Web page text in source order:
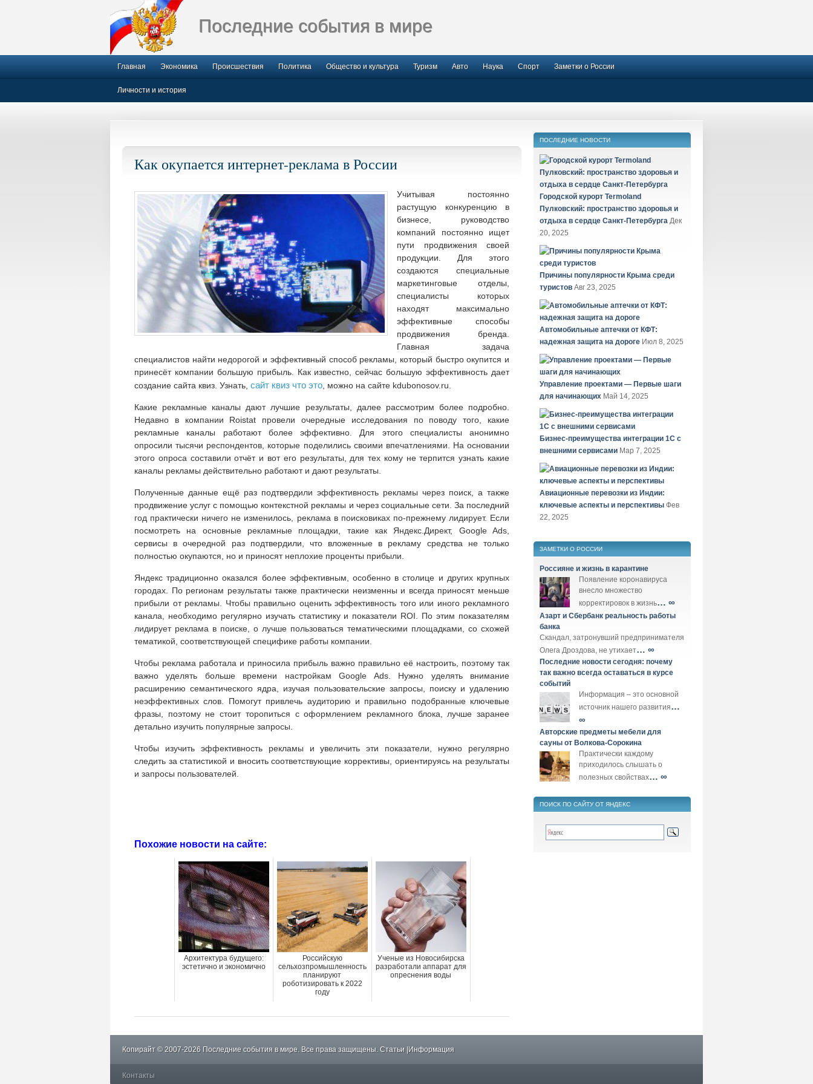
Последние события в мире
Главная Экономика Происшествия Политика Общество и культура Туризм Авто Наука Спорт Заметки о России
Личности и история
Как окупается интернет-реклама в России
Учитывая постоянно
растущую конкуренцию в
бизнесе, руководство
компаний постоянно ищет
пути продвижения своей
продукции. Для этого
создаются специальные
маркетинговые отделы,
специалисты которых
находят максимально
эффективные способы
продвижения бренда.
Главная задача
специалистов найти недорогой и эффективный способ рекламы, который быстро окупится и
принесёт компании большую прибыль. Как известно, сейчас большую эффективность дает
создание сайта квиз. Узнать, сайт квиз что это , можно на сайте kdubonosov.ru.
Какие рекламные каналы дают лучшие результаты, далее рассмотрим более подробно.
Недавно в компании Roistat провели очередные исследования по поводу того, какие
рекламные каналы работают более эффективно. Для этого специалисты анонимно
опросили тысячи респондентов, которые поделились своими впечатлениями. На основании
этого опроса составили отчёт и вот его результаты, для тех кому не терпится узнать какие
каналы рекламы действительно работают и дают результаты.
Полученные данные ещё раз подтвердили эффективность рекламы через поиск, а также
продвижение услуг с помощью контекстной рекламы и через социальные сети. За последний
год практически ничего не изменилось, реклама в поисковиках по-прежнему лидирует. Если
посмотреть на основные рекламные площадки, такие как Яндекс.Директ, Google Ads,
сервисы в очередной раз подтвердили, что вложенные в рекламу средства не только
полностью окупаются, но и приносят неплохие проценты прибыли.
Яндекс традиционно оказался более эффективным, особенно в столице и других крупных
городах. По регионам результаты также практически неизменны и всегда приносят меньше
прибыли от рекламы. Чтобы правильно оценить эффективность того или иного рекламного
канала, необходимо регулярно изучать статистику и показатели ROI. По этим показателям
лидирует реклама в поиске, о лучше пользоваться тематическими площадками, со схожей
тематикой, соответствующей специфике работы компании.
Чтобы реклама работала и приносила прибыль важно правильно её настроить, поэтому так
важно уделять больше времени настройкам Google Ads. Нужно уделять внимание
расширению семантического ядра, изучая пользовательские запросы, поиску и удалению
неэффективных слов. Помогут привлечь аудиторию и правильно подобранные ключевые
фразы, поэтому не стоит торопиться с оформлением рекламного блока, лучше заранее
детально изучить популярные запросы.
Чтобы изучить эффективность рекламы и увеличить эти показатели, нужно регулярно
следить за статистикой и вносить соответствующие коррективы, ориентируясь на результаты
и запросы пользователей.
Похожие новости на сайте:
Архитектура будущего:
эстетично и экономично
Российскую
сельхозпромышленность
планируют
роботизировать к 2022
году
Ученые из Новосибирска
разработали аппарат для
опреснения воды
ПОСЛЕДНИЕ НОВОСТИ
Городской курорт Termoland
Пулковский: пространство здоровья и
отдыха в сердце Санкт-Петербурга Дек
20, 2025
Причины популярности Крыма среди
туристов Авг 23, 2025
Автомобильные аптечки от КФТ:
надежная защита на дороге Июл 8, 2025
Управление проектами — Первые шаги
для начинающих Май 14, 2025
Бизнес-преимущества интеграции 1С с
внешними сервисами Мар 7, 2025
Авиационные перевозки из Индии:
ключевые аспекты и перспективы Фев
22, 2025
ЗАМЕТКИ О РОССИИ
Россияне и жизнь в карантине
Появление коронавируса
внесло множество
корректировок в жизнь… ∞
Азарт и Сбербанк реальность работы
банка
Скандал, затронувший предпринимателя
Олега Дроздова, не утихает… ∞
Последние новости сегодня: почему
так важно всегда оставаться в курсе
событий
Информация – это основной
источник нашего развития…
∞
Авторские предметы мебели для
сауны от Волкова-Сорокина
Практически каждому
приходилось слышать о
полезных свойствах… ∞
ПОИСК ПО САЙТУ ОТ ЯНДЕКС
Копирайт © 2007-2026 Последние события в мире. Все права защищены. Статьи |Информация
Контакты